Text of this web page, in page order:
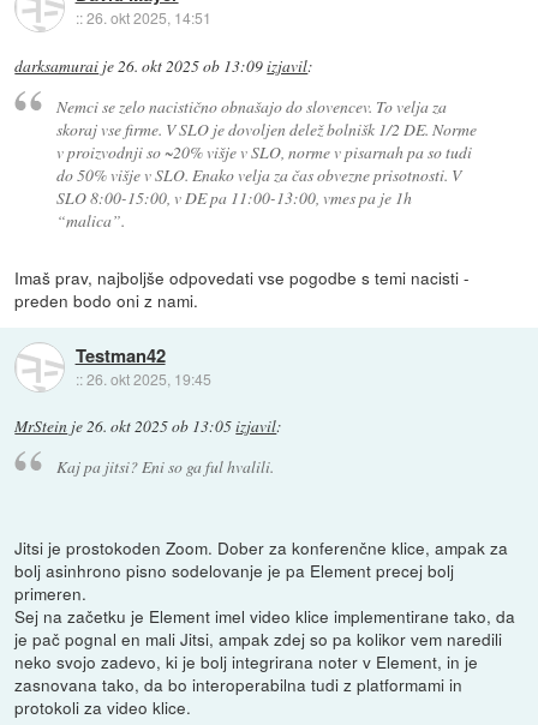
::26. okt 2025, 14:51
darksamurai je26. okt 2025 ob 13:09izjavil:
Nemci se zelo nacistično obnašajo do slovencev. To velja za
skoraj vse firme. V SLO je dovoljen delež bolnišk 1/2 DE. Norme
v proizvodnji so ~20% višje v SLO, norme v pisarnah pa so tudi
do 50% višje v SLO. Enako velja za čas obvezne prisotnosti. V
SLO 8:00-15:00, v DE pa 11:00-13:00, vmes pa je 1h
“malica”.
Imaš prav, najboljše odpovedati vse pogodbe s temi nacisti -
preden bodo oni z nami.
Testman42
::26. okt 2025, 19:45
MrStein je26. okt 2025 ob 13:05izjavil:
Kaj pa jitsi? Eni so ga ful hvalili.
Jitsi je prostokoden Zoom. Dober za konferenčne klice, ampak za
bolj asinhrono pisno sodelovanje je pa Element precej bolj
primeren.
Sej na začetku je Element imel video klice implementirane tako, da
je pač pognal en mali Jitsi, ampak zdej so pa kolikor vem naredili
neko svojo zadevo, ki je bolj integrirana noter v Element, in je
zasnovana tako, da bo interoperabilna tudi z platformami in
protokoli za video klice.